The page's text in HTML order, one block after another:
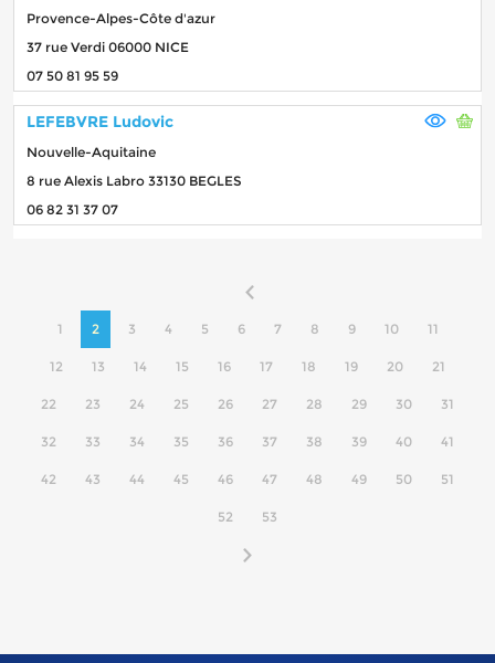
Provence-Alpes-Côte d'azur
37 rue Verdi 06000 NICE
07 50 81 95 59
LEFEBVRE Ludovic
Nouvelle-Aquitaine
8 rue Alexis Labro 33130 BEGLES
06 82 31 37 07
1 2 3 4 5 6 7 8 9 10 11
12 13 14 15 16 17 18 19 20 21
22 23 24 25 26 27 28 29 30 31
32 33 34 35 36 37 38 39 40 41
42 43 44 45 46 47 48 49 50 51
52 53